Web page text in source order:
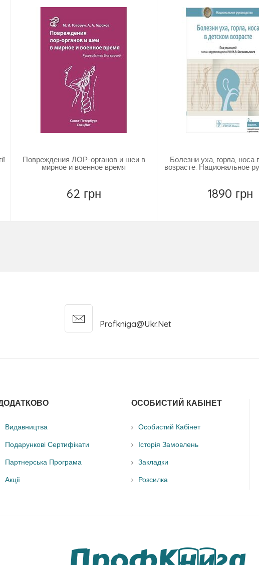
Повреждения ЛОР-органов и шеи в
мирное и военное время
62 грн
Болезни уха, горла, носа
возрасте. Национальное
1890 грн
Profkniga@ukr.net
Видавництва
Подарункові Сертифікати
Партнерська Програма
Акції
ОСОБИСТИЙ КАБІНЕТ
Особистий Кабінет
Історія Замовлень
Закладки
Розсилка